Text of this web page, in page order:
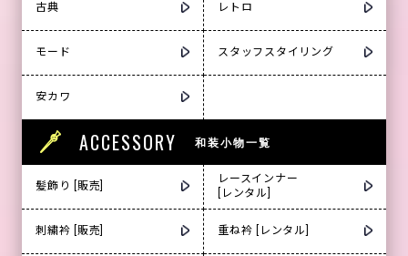
古典 レトロ
モード スタッフスタイリング
安カワ
ACCESSORY 和装小物一覧
髪飾り [販売]
レースインナー
[レンタル]
刺繍衿 [販売] 重ね衿 [レンタル]